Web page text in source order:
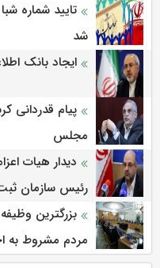
تایید شماره
شد
ایجاد بانک
پیام قدردانی
مجلس
دیدار هیات
رئیس سازمان
بزرگترین
مردم مشروط به